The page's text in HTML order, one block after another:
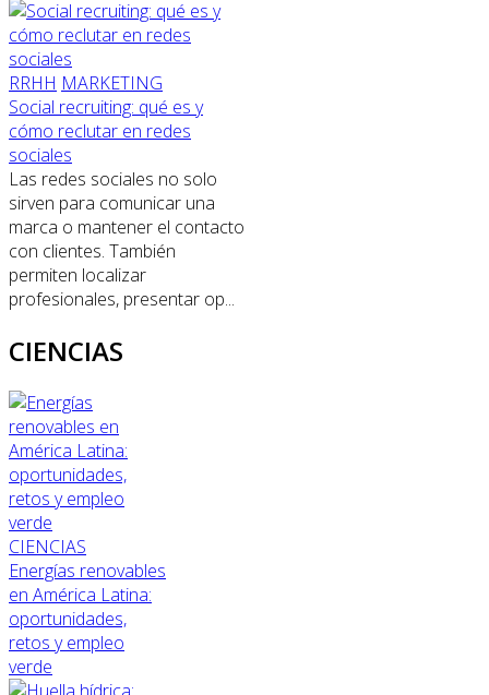
RRHH MARKETING
Social recruiting: qué es y
cómo reclutar en redes
sociales
Las redes sociales no solo
sirven para comunicar una
marca o mantener el contacto
con clientes. También
permiten localizar
profesionales, presentar op...
CIENCIAS
CIENCIAS
Energías renovables
en América Latina:
oportunidades,
retos y empleo
verde